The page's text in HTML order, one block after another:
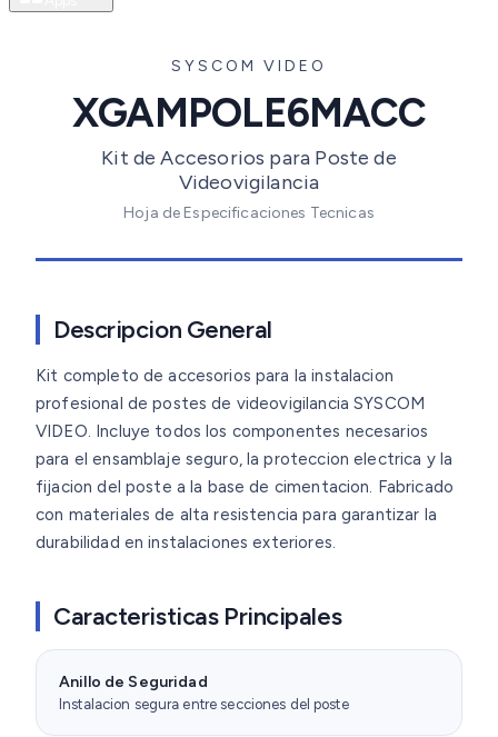
SYSCOM VIDEO
XGAMPOLE6MACC
Kit de Accesorios para Poste de
Videovigilancia
Hoja de Especificaciones Tecnicas
Descripcion General
Kit completo de accesorios para la instalacion
profesional de postes de videovigilancia SYSCOM
VIDEO. Incluye todos los componentes necesarios
para el ensamblaje seguro, la proteccion electrica y la
fijacion del poste a la base de cimentacion. Fabricado
con materiales de alta resistencia para garantizar la
durabilidad en instalaciones exteriores.
Caracteristicas Principales
Anillo de Seguridad
Instalacion segura entre secciones del poste